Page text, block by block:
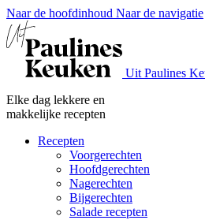
Naar de hoofdinhoud Naar de navigatie
Uit Paulines
Elke dag lekkere en
makkelijke recepten
Recepten
Voorgerechten
Hoofdgerechten
Nagerechten
Bijgerechten
Salade recepten